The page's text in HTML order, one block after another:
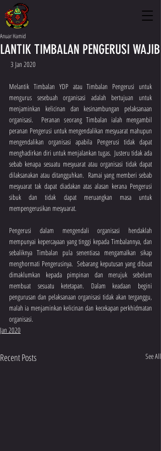
LANTIK TIMBALAN PENGERUSI WAJIB
Anuar Hamid
3 Jan 2020
Melantik Timbalan YDP atau Timbalan Pengerusi untuk
mengurus sesebuah organisasi adalah bertujuan untuk
menjaminkan kelicinan dan kesinambungan pelaksanaan
organisasi.  Peranan seorang Timbalan ialah mengambil
peranan Pengerusi untuk mengendalikan mesyuarat mahupun
mengendalikan organisasi apabila Pengerusi tidak dapat
menghadirkan diri untuk menjalankan tugas.  Justeru tidak ada
sebab kenapa sesuatu mesyuarat atau organisasi tidak dapat
dilaksanakan atau ditangguhkan.  Ramai yang memberi sebab
mesyuarat tak dapat diadakan atas alasan kerana Pengerusi
sibuk dan tidak dapat meruangkan masa untuk
mempengerusikan mesyuarat.
Pengerusi dalam mengendali organisasi hendaklah
mempunyai kepercayaan yang tinggi kepada Timbalannya, dan
sebaliknya Timbalan pula senentiasa mengamalkan sikap
menghormati Pengerusinya.  Sebarang keputusan yang dibuat
dimaklumkan kepada pimpinan dan merujuk sebelum
membuat sesuatu ketetapan. Dalam keadaan begini
pengurusan dan pelaksanaan organisasi tidak akan terganggu,
malah ia menjaminkan kelicinan dan kecekapan perkhidmatan
organisasi.
Jan 2020
Recent Posts See All